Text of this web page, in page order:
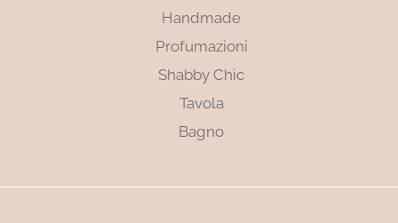
Handmade
Profumazioni
Shabby Chic
Tavola
Bagno